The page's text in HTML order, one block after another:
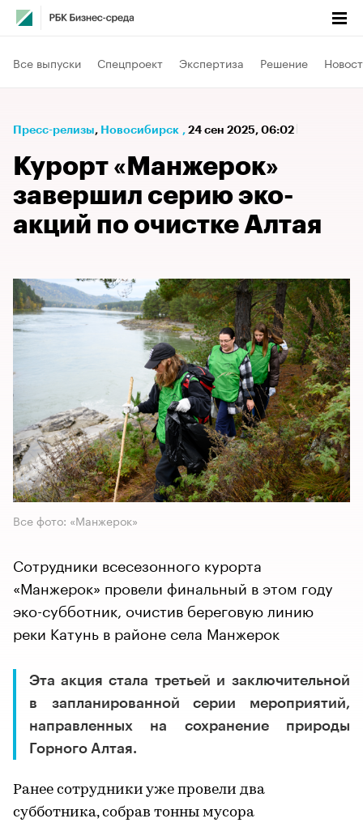
Все выпуски Спецпроект Экспертиза Решение
Пресс-релизы⁠, Новосибирск , 24 сен 2025, 06:02
Курорт «Манжерок»
завершил серию эко-
акций по очистке Алтая
Все фото: «Манжерок»
Сотрудники всесезонного курорта
«Манжерок» провели финальный в этом году
эко-субботник, очистив береговую линию
реки Катунь в районе села Манжерок
Эта акция стала третьей и заключительной
в запланированной серии мероприятий,
направленных на сохранение природы
Горного Алтая.
Ранее сотрудники уже провели два
субботника, собрав тонны мусора